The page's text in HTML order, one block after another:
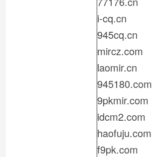
i-cq.cn
945cq.cn
mircz.com
laomir.cn
945180.com
9pkmir.com
idcm2.com
haofuju.com
f9pk.com